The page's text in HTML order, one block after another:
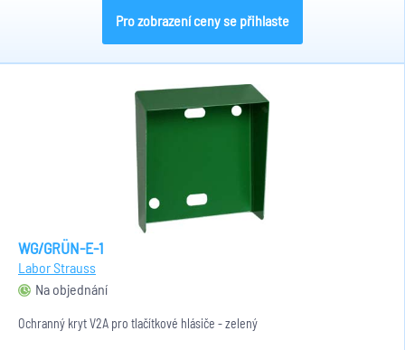
Pro zobrazení ceny se přihlaste
WG/GRÜN-E-1
Labor Strauss
Na objednání
Ochranný kryt V2A pro tlačítkové hlásiče - zelený